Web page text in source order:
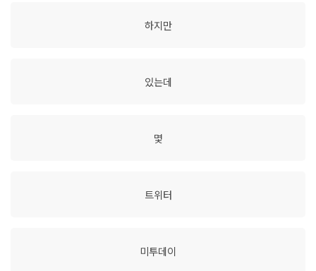
하지만
있는데
몇
트위터
미투데이